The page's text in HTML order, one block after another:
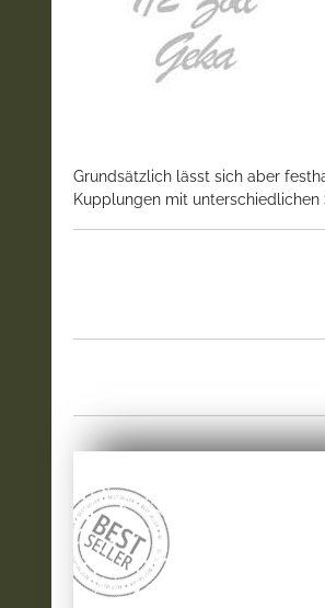
Grundsätzlich lässt sich aber
Kupplungen mit